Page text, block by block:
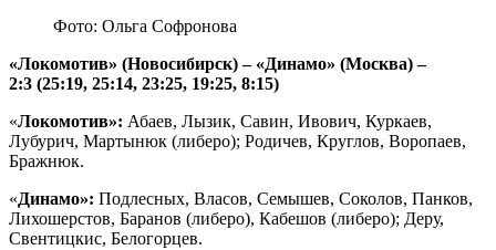
Фото: Ольга Софронова
«Локомотив» (Новосибирск) – «Динамо» (Москва) –
2:3 (25:19, 25:14, 23:25, 19:25, 8:15)
«Локомотив»: Абаев, Лызик, Савин, Ивович, Куркаев,
Лубурич, Мартынюк (либеро); Родичев, Круглов, Воропаев,
Бражнюк.
«Динамо»: Подлесных, Власов, Семышев, Соколов, Панков,
Лихошерстов, Баранов (либеро), Кабешов (либеро); Деру,
Свентицкис, Белогорцев.